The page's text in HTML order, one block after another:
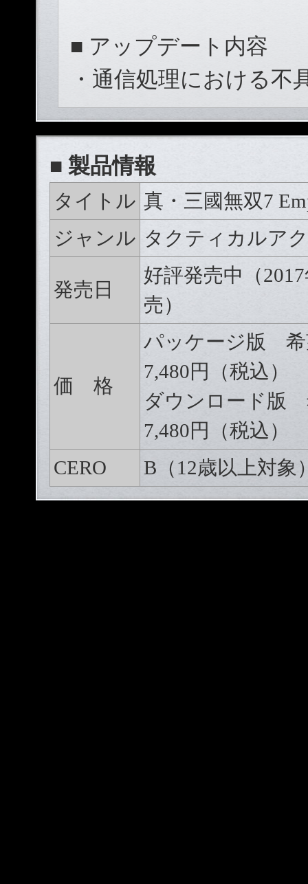
■ アップデート内容
・通信処理における不
■ 製品情報
タイトル 真・三國無双7
ジャンル タクティカルア
発売日
好評発売中（
売）
価 格
パッケージ版 希
7,480円（税込）
ダウンロード版
7,480円（税込）
CERO
B（12歳以上対象